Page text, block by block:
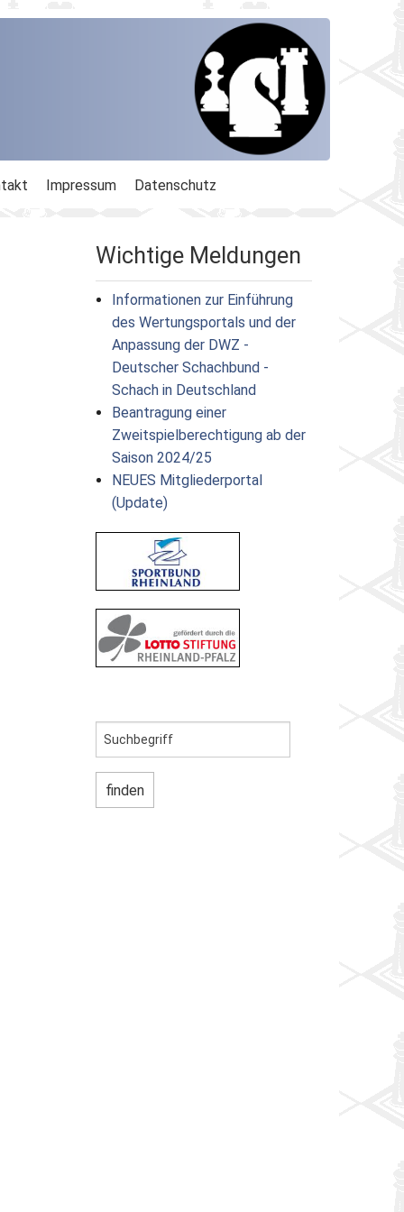
Impressum Datenschutz
Wichtige Meldungen
Informationen zur Einführung
des Wertungsportals und der
Anpassung der DWZ -
Deutscher Schachbund -
Schach in Deutschland
Beantragung einer
Zweitspielberechtigung ab der
Saison 2024/25
NEUES Mitgliederportal
(Update)